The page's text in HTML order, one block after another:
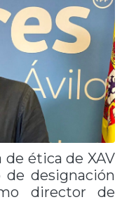
de ética de XAV
de designación
director de